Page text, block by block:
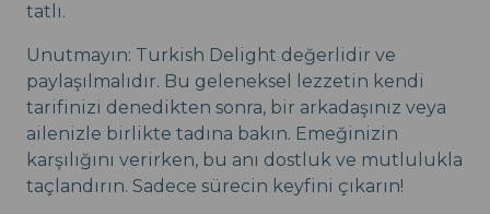
tatlı.
Unutmayın: Turkish Delight değerlidir ve
paylaşılmalıdır. Bu geleneksel lezzetin kendi
tarifinizi denedikten sonra, bir arkadaşınız veya
ailenizle birlikte tadına bakın. Emeğinizin
karşılığını verirken, bu anı dostluk ve mutlulukla
taçlandırın. Sadece sürecin keyfini çıkarın!